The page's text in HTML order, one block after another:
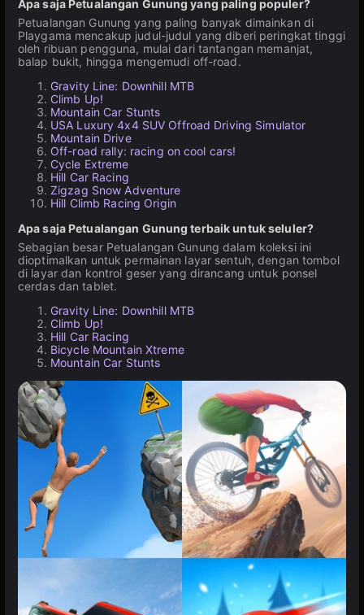
Apa saja Petualangan Gunung yang paling populer?
Petualangan Gunung yang paling banyak dimainkan di
Playgama mencakup judul-judul yang diberi peringkat tinggi
oleh ribuan pengguna, mulai dari tantangan memanjat,
balap bukit, hingga mengemudi off-road.
Gravity Line: Downhill MTB
Climb Up!
Mountain Car Stunts
USA Luxury 4x4 SUV Offroad Driving Simulator
Mountain Drive
Off-road rally: racing on cool cars!
Cycle Extreme
Hill Car Racing
Zigzag Snow Adventure
Hill Climb Racing Origin
Apa saja Petualangan Gunung terbaik untuk seluler?
Sebagian besar Petualangan Gunung dalam koleksi ini
dioptimalkan untuk permainan layar sentuh, dengan tombol
di layar dan kontrol geser yang dirancang untuk ponsel
cerdas dan tablet.
Gravity Line: Downhill MTB
Climb Up!
Hill Car Racing
Bicycle Mountain Xtreme
Mountain Car Stunts